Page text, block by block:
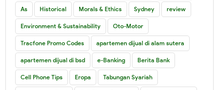
As Historical Morals & Ethics Sydney review
Environment & Sustainability Oto-Motor
Tracfone Promo Codes apartemen dijual di alam sutera
apartemen dijual di bsd e-Banking Berita Bank
Cell Phone Tips Eropa Tabungan Syariah